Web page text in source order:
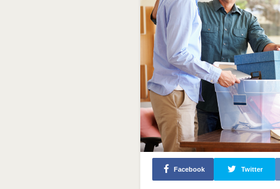
Facebook Twitter